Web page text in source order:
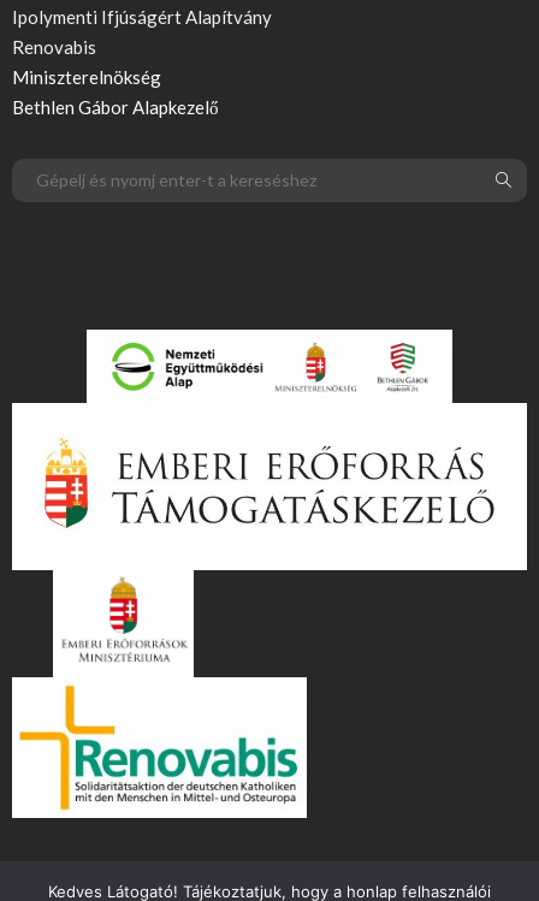
Ipolymenti Ifjúságért Alapítvány
Renovabis
Miniszterelnökség
Bethlen Gábor Alapkezelő
Kedves Látogató! Tájékoztatjuk, hogy a honlap felhasználói